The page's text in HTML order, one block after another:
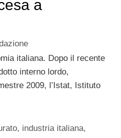
a
italiana. Dopo il recente
interno lordo,
2009, l’Istat, Istituto
, industria italiana,